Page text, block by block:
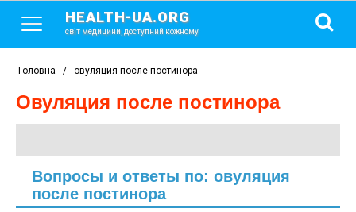
HEALTH-UA.ORG
світ медицини, доступний кожному
Головна / овуляция после постинора
овуляция после постинора
Вопросы и ответы по: овуляция
после постинора